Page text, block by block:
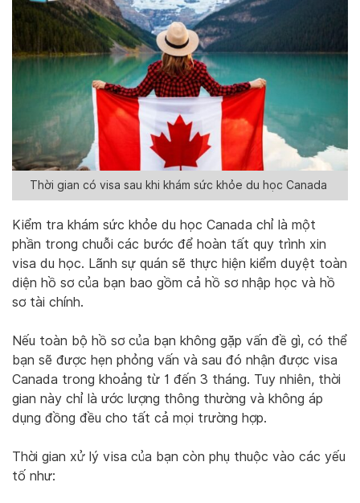
Thời gian có visa sau khi khám sức khỏe du học Canada
Kiểm tra khám sức khỏe du học Canada chỉ là một
phần trong chuỗi các bước để hoàn tất quy trình xin
visa du học. Lãnh sự quán sẽ thực hiện kiểm duyệt toàn
diện hồ sơ của bạn bao gồm cả hồ sơ nhập học và hồ
sơ tài chính.
Nếu toàn bộ hồ sơ của bạn không gặp vấn đề gì, có thể
bạn sẽ được hẹn phỏng vấn và sau đó nhận được visa
Canada trong khoảng từ 1 đến 3 tháng. Tuy nhiên, thời
gian này chỉ là ước lượng thông thường và không áp
dụng đồng đều cho tất cả mọi trường hợp.
Thời gian xử lý visa của bạn còn phụ thuộc vào các yếu
tố như: